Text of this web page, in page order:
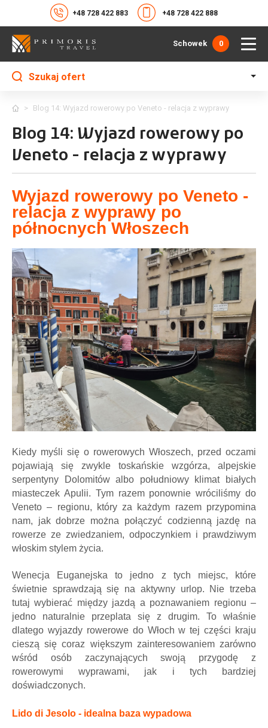
+48 728 422 883 +48 728 422 888
Schowek 0
Szukaj ofert
> Blog 14: Wyjazd rowerowy po Veneto - relacja z wyprawy
Blog 14: Wyjazd rowerowy po
Veneto - relacja z wyprawy
Wyjazd rowerowy po Veneto -
relacja z wyprawy po
północnych Włoszech
Kiedy myśli się o rowerowych Włoszech, przed oczami
pojawiają się zwykle toskańskie wzgórza, alpejskie
serpentyny Dolomitów albo południowy klimat białych
miasteczek Apulii. Tym razem ponownie wróciliśmy do
Veneto – regionu, który za każdym razem przypomina
nam, jak dobrze można połączyć codzienną jazdę na
rowerze ze zwiedzaniem, odpoczynkiem i prawdziwym
włoskim stylem życia.
Wenecja Euganejska to jedno z tych miejsc, które
świetnie sprawdzają się na aktywny urlop. Nie trzeba
tutaj wybierać między jazdą a poznawaniem regionu –
jedno naturalnie przeplata się z drugim. To właśnie
dlatego wyjazdy rowerowe do Włoch w tej części kraju
cieszą się coraz większym zainteresowaniem zarówno
wśród osób zaczynających swoją przygodę z
rowerowymi wyprawami, jak i tych bardziej
doświadczonych.
Lido di Jesolo - idealna baza wypadowa